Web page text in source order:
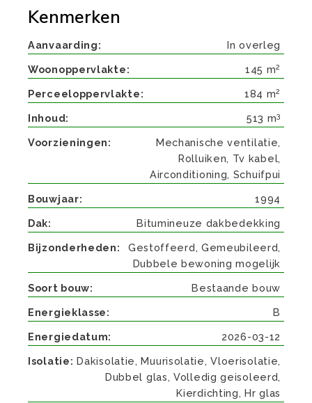
Kenmerken
Aanvaarding In overleg
Woonoppervlakte 145 m2
Perceeloppervlakte 184 m2
Inhoud 513 m3
Voorzieningen
Mechanische ventilatie,
Rolluiken, Tv kabel,
Airconditioning, Schuifpui
Bouwjaar 1994
Dak Bitumineuze dakbedekking
Bijzonderheden
Gestoffeerd, Gemeubileerd,
Dubbele bewoning mogelijk
Soort bouw Bestaande bouw
Energieklasse B
Energiedatum 2026-03-12
Isolatie
Dakisolatie, Muurisolatie, Vloerisolatie,
Dubbel glas, Volledig geisoleerd,
Kierdichting, Hr glas